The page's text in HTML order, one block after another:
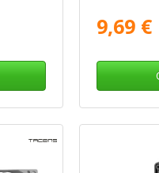
9,69 €